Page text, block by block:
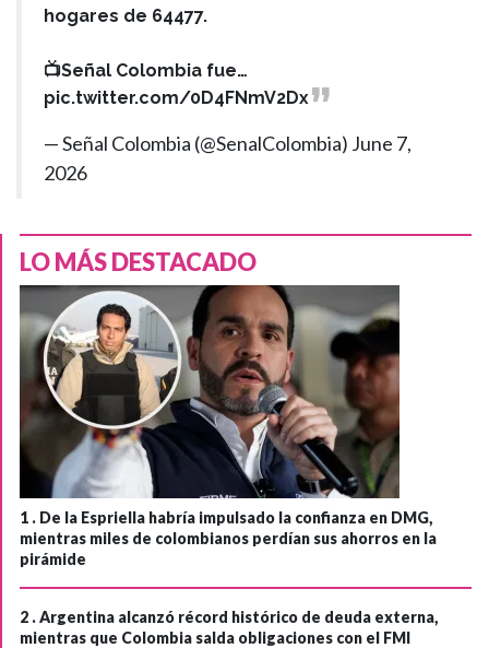
hogares de 64477.
📺Señal Colombia fue…
pic.twitter.com/0D4FNmV2Dx
— Señal Colombia (@SenalColombia) June 7,
2026
LO MÁS DESTACADO
1 . De la Espriella habría impulsado la confianza en DMG,
mientras miles de colombianos perdían sus ahorros en la
pirámide
2 .Argentina alcanzó récord histórico de deuda externa,
mientras que Colombia salda obligaciones con el FMI